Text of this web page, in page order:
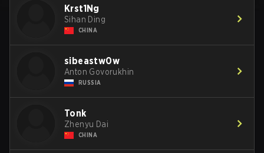
Krst1Ng
Sihan Ding
CHINA
sibeastw0w
Anton Govorukhin
RUSSIA
Tonk
Zhenyu Dai
CHINA